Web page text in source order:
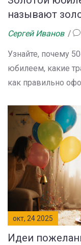
называют
Сергей Иванов
Узнайте, почему
юбилеем, какие
как правильно
окт, 24 2025
Идеи